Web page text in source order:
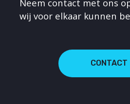
Neem contact met ons
wij voor elkaar kunnen
CONTACT